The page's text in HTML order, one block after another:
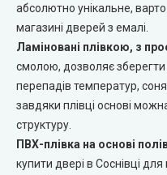
OMEGA (Омега)
MSDoors (МСДорс)
KFD (КФД)
GRAND (Гранд)
абсолютно унікальне,
магазині дверей з емалі.
Ламіновані плівкою, з
смолою, дозволяє зберегти
перепадів температур,
завдяки плівці основі
структуру.
ПВХ-плівка на основі
купити двері в Соснівці